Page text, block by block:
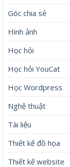
Góc chia sẻ
Hình ảnh
Học hỏi
Học hỏi YouCat
Học Wordpress
Nghệ thuật
Tài liệu
Thiết kế đồ họa
Thiết kế website